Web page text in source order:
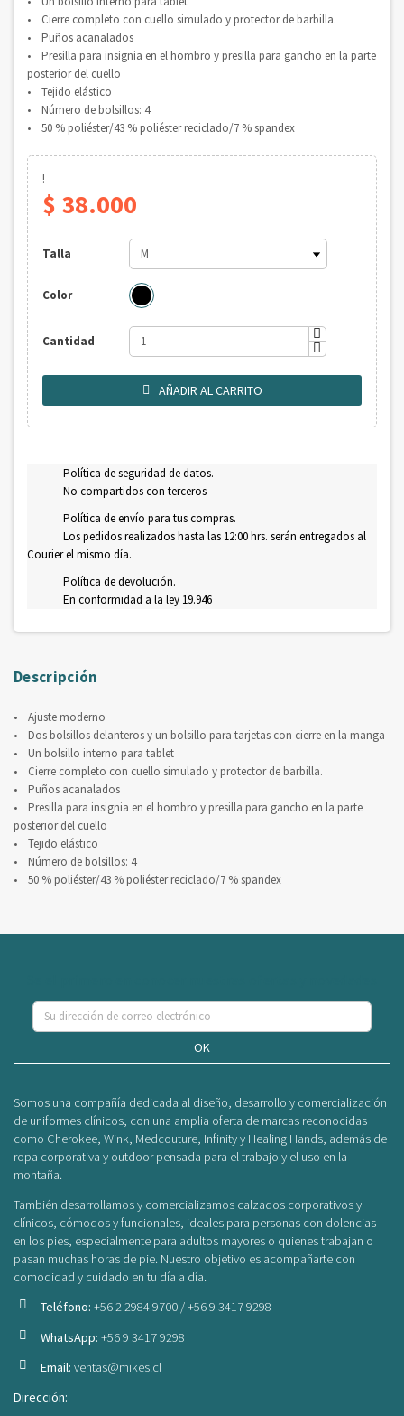
• Cierre completo con cuello simulado y protector de barbilla.
• Puños acanalados
• Presilla para insignia en el hombro y presilla para gancho en la parte
posterior del cuello
• Tejido elástico
• Número de bolsillos: 4
• 50 % poliéster/43 % poliéster reciclado/7 % spandex
!
$ 38.000
Talla
Color
Cantidad
 AÑADIR AL CARRITO
Política de seguridad de datos.
No compartidos con terceros
Política de envío para tus compras.
Los pedidos realizados hasta las 12:00 hrs. serán entregados al
Courier el mismo día.
Política de devolución.
En conformidad a la ley 19.946
Descripción
• Ajuste moderno
• Dos bolsillos delanteros y un bolsillo para tarjetas con cierre en la manga
• Un bolsillo interno para tablet
• Cierre completo con cuello simulado y protector de barbilla.
• Puños acanalados
• Presilla para insignia en el hombro y presilla para gancho en la parte
posterior del cuello
• Tejido elástico
• Número de bolsillos: 4
• 50 % poliéster/43 % poliéster reciclado/7 % spandex
OK
Somos una compañía dedicada al diseño, desarrollo y comercialización
de uniformes clínicos, con una amplia oferta de marcas reconocidas
como Cherokee, Wink, Medcouture, Infinity y Healing Hands, además de
ropa corporativa y outdoor pensada para el trabajo y el uso en la
montaña.
También desarrollamos y comercializamos calzados corporativos y
clínicos, cómodos y funcionales, ideales para personas con dolencias
en los pies, especialmente para adultos mayores o quienes trabajan o
pasan muchas horas de pie. Nuestro objetivo es acompañarte con
comodidad y cuidado en tu día a día.
Teléfono: +56 2 2984 9700 / +56 9 3417 9298
WhatsApp: +56 9 3417 9298
Email: ventas@mikes.cl
Dirección: